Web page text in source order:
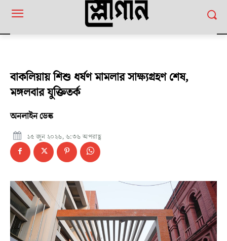
বাকলিয়ায় শিশু ধর্ষণ মামলার সাক্ষ্যগ্রহণ শেষ,
মঙ্গলবার যুক্তিতর্ক
অনলাইন ডেস্ক
১৫ জুন ২০২৬, ৬:৩৬ অপরাহ্ণ